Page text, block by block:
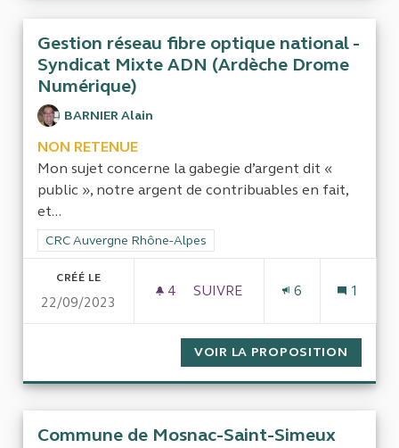
Gestion réseau fibre optique national -
Syndicat Mixte ADN (Ardèche Drome
Numérique)
BARNIER Alain
NON RETENUE
Mon sujet concerne la gabegie d’argent dit «
public », notre argent de contribuables en fait,
et...
Filtrer les résultats de la catégorie : CRC Auvergne Rhône-
CRC Auvergne Rhône-Alpes
CRÉÉ LE
22/09/2023
4 4 ABONNÉS
SUIVRE 6 1
VOIR LA PROPOSITION
Commune de Mosnac-Saint-Simeux